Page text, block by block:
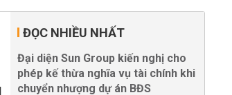
ĐỌC NHIỀU NHẤT
Đại diện Sun Group kiến nghị cho
phép kế thừa nghĩa vụ tài chính khi
chuyển nhượng dự án BĐS